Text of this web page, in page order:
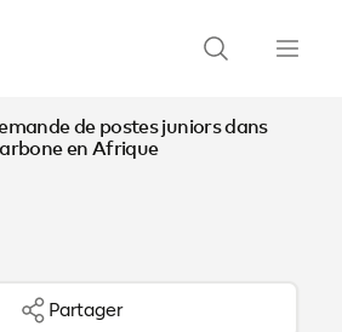
de postes juniors dans
en Afrique
Partager